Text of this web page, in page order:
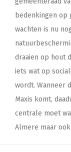
bedenkingen op
wachten is nu
draaien op hout
iets wat op
wordt. Wanneer
Maxis komt,
centrale moet
Almere maar